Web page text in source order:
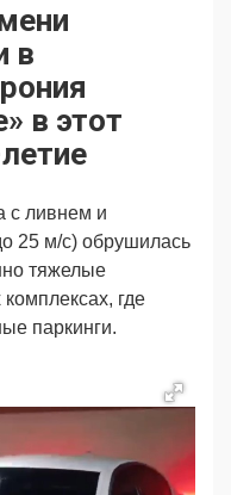
в
в этот
с ливнем и
25 м/с) обрушилась
тяжелые
где
паркинги.